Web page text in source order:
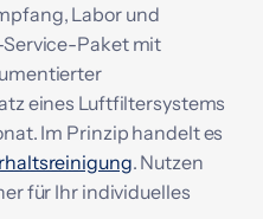
Labor und
Paket mit
eines Luftfiltersystems
Im Prinzip handelt es
. Nutzen
für Ihr individuelles